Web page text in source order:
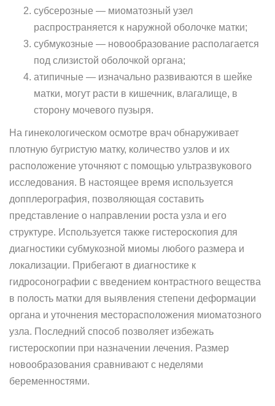
субсерозные — миоматозный узел
распространяется к наружной оболочке матки;
субмукозные — новообразование располагается
под слизистой оболочкой органа;
атипичные — изначально развиваются в шейке
матки, могут расти в кишечник, влагалище, в
сторону мочевого пузыря.
На гинекологическом осмотре врач обнаруживает
плотную бугристую матку, количество узлов и их
расположение уточняют с помощью ультразвукового
исследования. В настоящее время используется
допплерография, позволяющая составить
представление о направлении роста узла и его
структуре. Используется также гистероскопия для
диагностики субмукозной миомы любого размера и
локализации. Прибегают в диагностике к
гидросонографии с введением контрастного вещества
в полость матки для выявления степени деформации
органа и уточнения месторасположения миоматозного
узла. Последний способ позволяет избежать
гистероскопии при назначении лечения. Размер
новообразования сравнивают с неделями
беременностями.